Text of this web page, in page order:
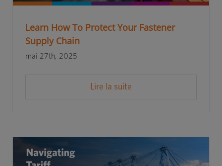
Learn How To Protect Your Fastener
Supply Chain
mai 27th, 2025
Lire la suite